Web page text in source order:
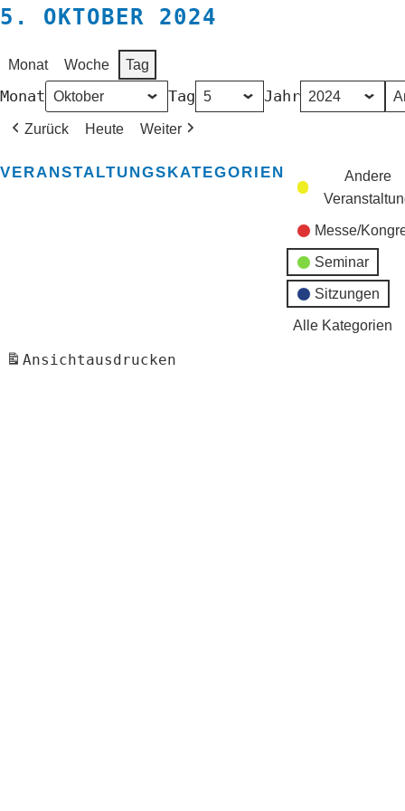
5. OKTOBER 2024
Monat Woche Tag
Monat Tag Jahr
Zurück Heute Weiter
VERANSTALTUNGSKATEGORIEN
Andere
Messe/
Seminar
Sitzungen
Alle Kategorien
Ansichtausdrucken